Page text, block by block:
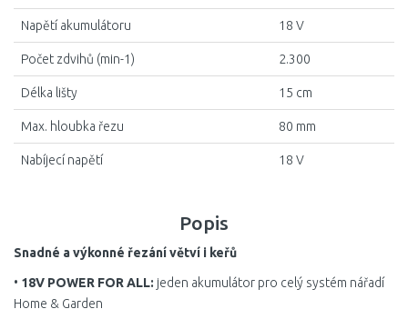
Popis
Snadné a výkonné řezání větví i keřů
• 18V POWER FOR ALL: jeden akumulátor pro celý systém nářadí
Home & Garden
Napětí akumulátoru 18 V
Počet zdvihů (min-1) 2.300
Délka lišty 15 cm
Max. hloubka řezu 80 mm
Nabíjecí napětí 18 V